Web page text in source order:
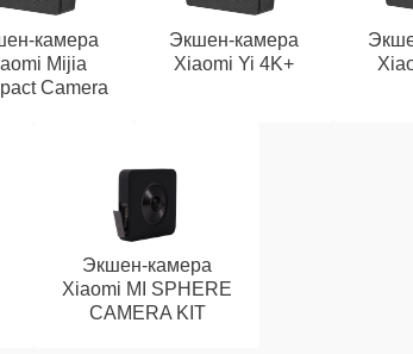
камера
Mijia
Camera
Экшен-камера
Xiaomi Yi 4K+
Экшен-камера
Xiaomi MI SPHERE
CAMERA KIT